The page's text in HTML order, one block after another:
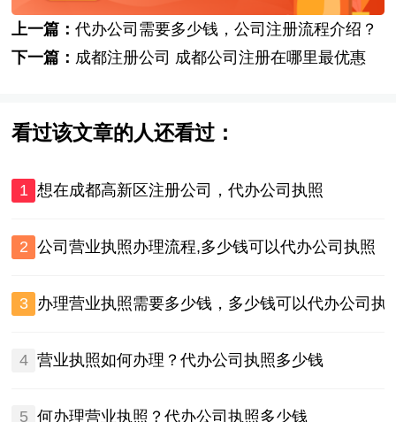
上一篇：代办公司需要多少钱，公司注册流程介绍？
下一篇： 成都注册公司 成都公司注册在哪里最优惠
看过该文章的人还看过：
1 想在成都高新区注册公司，代办公司执照
2 公司营业执照办理流程,多少钱可以代办公司执照
3 办理营业执照需要多少钱，多少钱可以代办公司执
4 营业执照如何办理？代办公司执照多少钱
5 何办理营业执照？代办公司执照多少钱